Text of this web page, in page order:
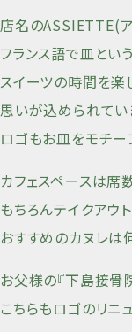
店名のASSIETTE(
フランス語で皿とい
スイーツの時間を楽
思いが込められてい
ロゴもお皿をモチー
カフェスペースは席
もちろんテイクアウ
おすすめのカヌレは
お父様の『下島接骨
こちらもロゴのリニ